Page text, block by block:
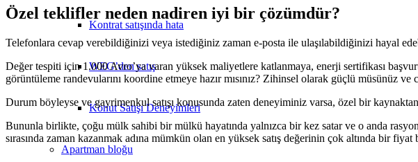
Kontrat satışında hata
WEG’den satış
Konut Satışı Deneyimleri
Apartman bloğu
Özel teklifler neden nadiren iyi bir çözümdür?
Telefonlara cevap verebildiğinizi veya istediğiniz zaman e-posta ile ulaşılabildiğinizi hayal
Değer tespiti için 1.000 Avro’ya varan yüksek maliyetlere katlanmaya, enerji sertifikası
görüntüleme randevularını koordine etmeye hazır mısınız? Zihinsel olarak güçlü müsünüz
Durum böyleyse ve gayrimenkul satışı konusunda zaten deneyiminiz varsa, özel bir
Bununla birlikte, çoğu mülk sahibi bir mülkü hayatında yalnızca bir kez satar ve o anda
sırasında zaman kazanmak adına mümkün olan en yüksek satış değerinin çok altında bir